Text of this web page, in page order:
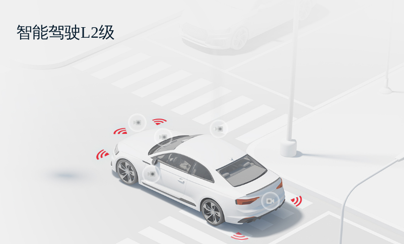
智能驾驶L2级